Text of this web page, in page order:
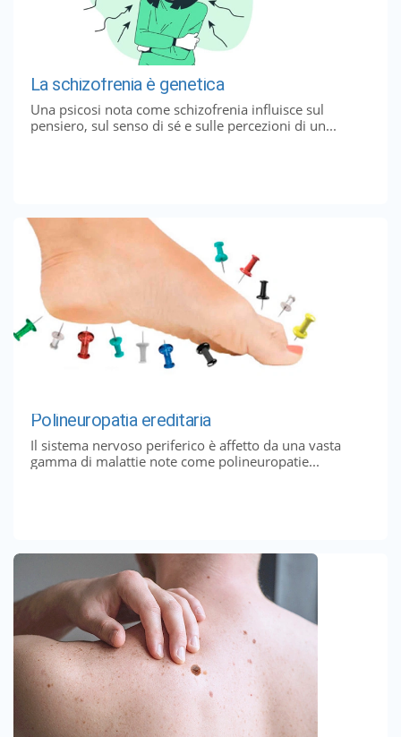
La schizofrenia è genetica
Una psicosi nota come schizofrenia influisce sul
pensiero, sul senso di sé e sulle percezioni di un...
Polineuropatia ereditaria
Il sistema nervoso periferico è affetto da una vasta
gamma di malattie note come polineuropatie...